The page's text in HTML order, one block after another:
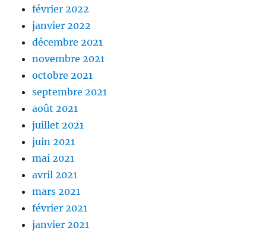
février 2022
janvier 2022
décembre 2021
novembre 2021
octobre 2021
septembre 2021
août 2021
juillet 2021
juin 2021
mai 2021
avril 2021
mars 2021
février 2021
janvier 2021